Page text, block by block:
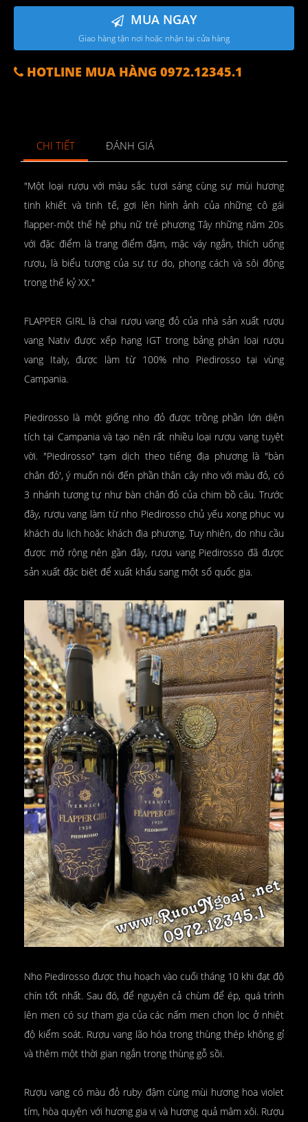
MUA NGAY
Giao hàng tận nơi hoặc nhận tại cửa hàng
HOTLINE MUA HÀNG 0972.12345.1
CHI TIẾT ĐÁNH GIÁ
"Một loại rượu với màu sắc tươi sáng cùng sự mùi hương
tinh khiết và tinh tế, gợi lên hình ảnh của những cô gái
flapper-một thế hệ phụ nữ trẻ phương Tây những năm 20s
với đặc điểm là trang điểm đậm, mặc váy ngắn, thích uống
rượu, là biểu tượng của sự tự do, phong cách và sôi động
trong thế kỷ XX."
FLAPPER GIRL là chai rượu vang đỏ của nhà sản xuất rượu
vang Nativ được xếp hạng IGT trong bảng phân loại rượu
vang Italy, được làm từ 100% nho Piedirosso tại vùng
Campania.
Piedirosso là một giống nho đỏ được trồng phần lớn diện
tích tại Campania và tạo nên rất nhiều loại rượu vang tuyệt
vời. "Piedirosso" tạm dịch theo tiếng địa phương là "bàn
chân đỏ', ý muốn nói đến phần thân cây nho với màu đỏ, có
3 nhánh tương tự như bàn chân đỏ của chim bồ câu. Trước
đây, rượu vang làm từ nho Piedirosso chủ yếu xong phục vụ
khách du lịch hoặc khách địa phương. Tuy nhiên, do nhu cầu
được mở rộng nên gần đây, rượu vang Piedirosso đã được
sản xuất đặc biệt để xuất khẩu sang một số quốc gia.
Nho Piedirosso được thu hoạch vào cuối tháng 10 khi đạt độ
chín tốt nhất. Sau đó, để nguyên cả chùm để ép, quá trình
lên men có sự tham gia của các nấm men chọn lọc ở nhiệt
độ kiểm soát. Rượu vang lão hóa trong thùng thép không gỉ
và thêm một thời gian ngắn trong thùng gỗ sồi.
Rượu vang có màu đỏ ruby đậm cùng mùi hương hoa violet
tím, hòa quyện với hương gia vị và hương quả mâm xôi. Rượu